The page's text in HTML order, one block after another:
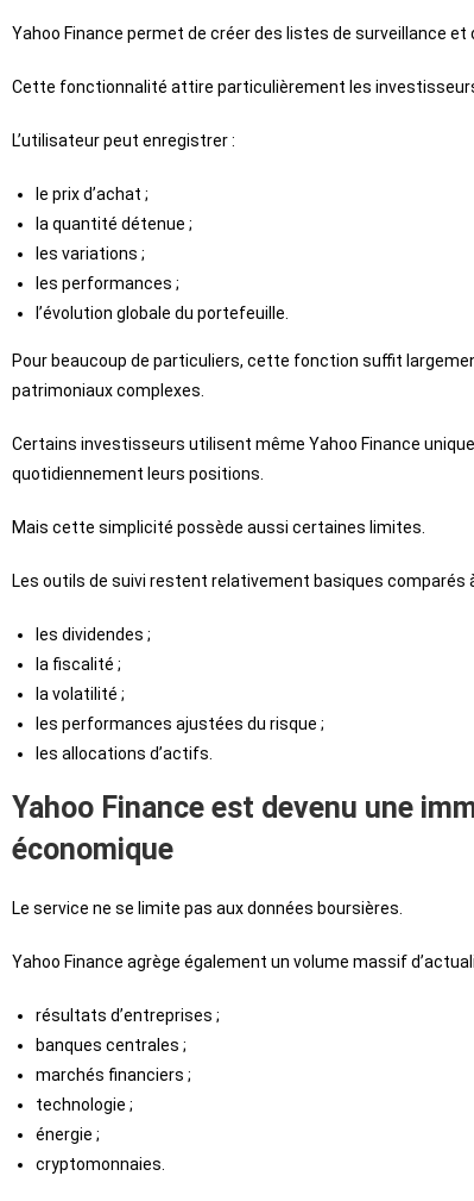
Yahoo Finance permet de créer des listes de surveillance
Cette fonctionnalité attire particulièrement les
L’utilisateur peut enregistrer :
le prix d’achat ;
la quantité détenue ;
les variations ;
les performances ;
l’évolution globale du portefeuille.
Pour beaucoup de particuliers, cette fonction suffit
patrimoniaux complexes.
Certains investisseurs utilisent même Yahoo Finance
quotidiennement leurs positions.
Mais cette simplicité possède aussi certaines limites.
Les outils de suivi restent relativement basiques
les dividendes ;
la fiscalité ;
la volatilité ;
les performances ajustées du risque ;
les allocations d’actifs.
Yahoo Finance est devenu une
économique
Le service ne se limite pas aux données boursières.
Yahoo Finance agrège également un volume massif
résultats d’entreprises ;
banques centrales ;
marchés financiers ;
technologie ;
énergie ;
cryptomonnaies.